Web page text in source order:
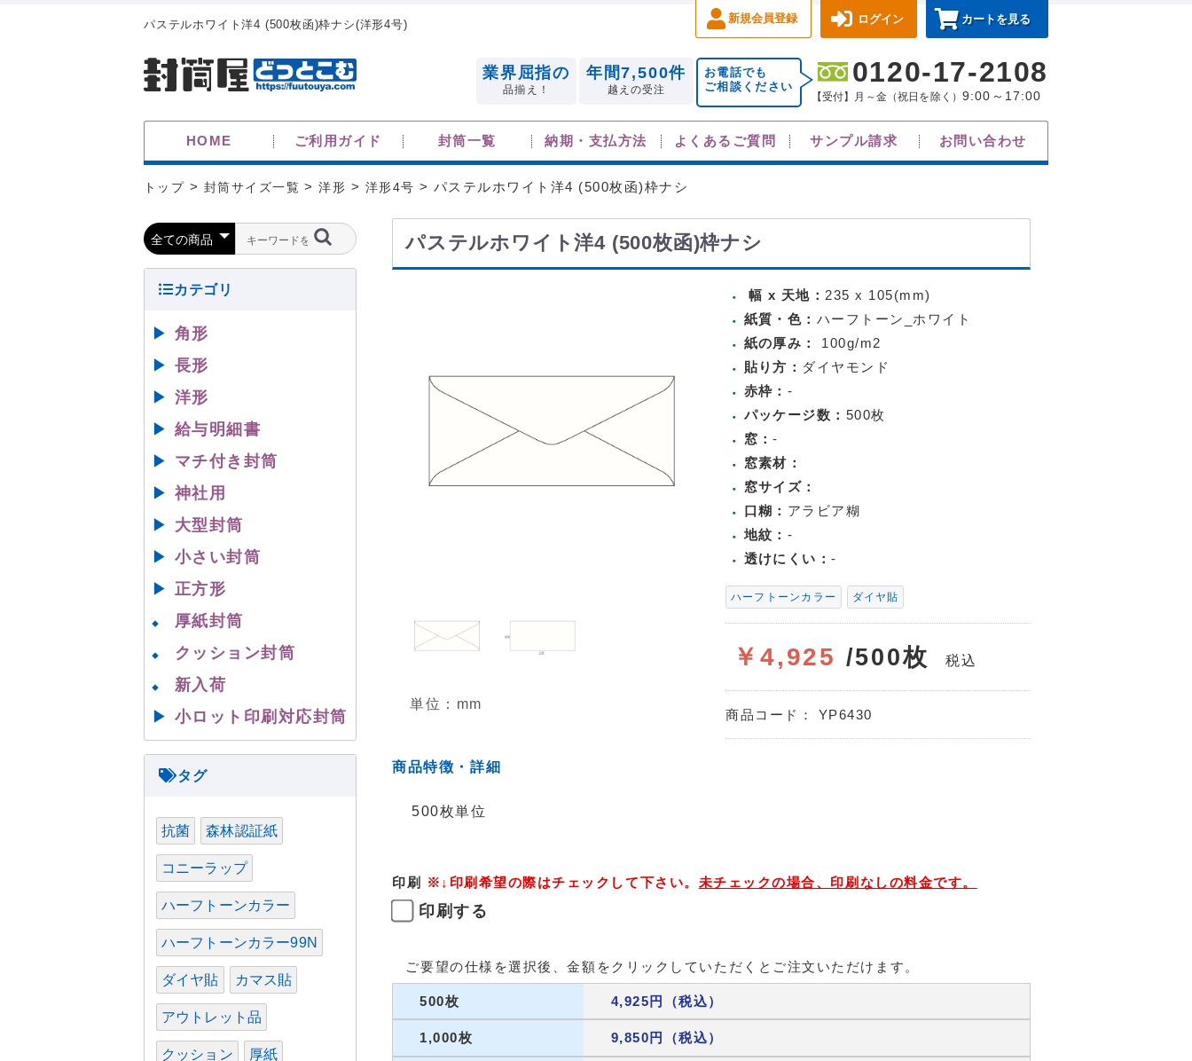
パステルホワイト洋4 (500枚函)枠ナシ(洋形4号) 新規会員登録 ログイン カートを見る
業界屈指の
品揃え！
年間7,500件
越えの受注
お電話でも
ご相談ください
0120-17-2108
【受付】月～金（祝日を除く）9:00～17:00
HOME ご利用ガイド 封筒一覧 納期・支払方法 よくあるご質問 サンプル請求 お問い合わせ
トップ > 封筒サイズ一覧 >洋形 > 洋形4号 > パステルホワイト洋4 (500枚函)枠ナシ
パステルホワイト洋4 (500枚函)枠ナシ
単位：mm
幅 x 天地： 235 x 105(mm)
紙質・色： ハーフトーン_ホワイト
紙の厚み：
100g/m2
貼り方： ダイヤモンド
赤枠： -
パッケージ数： 500枚
窓：-
窓素材：
窓サイズ：
口糊： アラビア糊
地紋： -
透けにくい：-
ハーフトーンカラー ダイヤ貼
￥4,925 /500枚 税込
商品コード： YP6430
商品特徴・詳細
500枚単位
印刷 ※↓印刷希望の際はチェックして下さい。 未チェックの場合、印刷なしの料金です。
印刷する
ご要望の仕様を選択後、金額をクリックしていただくとご注文いただけます。
500枚 4,925円（税込）
1,000枚 9,850円（税込）
▶ 角形
▶ 長形
▶ 洋形
▶ 給与明細書
▶ マチ付き封筒
▶ 神社用
▶ 大型封筒
▶ 小さい封筒
▶ 正方形
◆ 厚紙封筒
◆ クッション封筒
◆
新入荷
▶ 小ロット印刷対応封筒
抗菌 森林認証紙
コニーラップ
ハーフトーンカラー
ハーフトーンカラー99N
ダイヤ貼 カマス貼
アウトレット品
クッション 厚紙